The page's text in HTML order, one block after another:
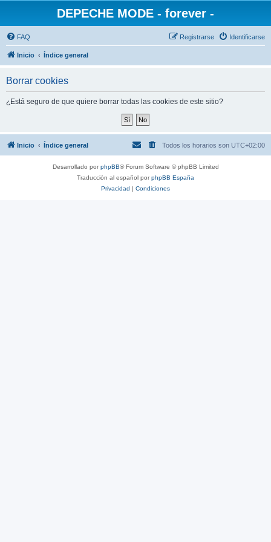
DEPECHE MODE - forever -
FAQ Identificarse
Registrarse
Inicio Índice general
Borrar cookies
¿Está seguro de que quiere borrar todas las cookies de este sitio?
Inicio Índice general Todos los horarios son UTC+02:00
Desarrollado porphpBB® Forum Software © phpBB Limited
Traducción al español porphpBB España
Privacidad | Condiciones